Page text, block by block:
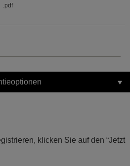
.pdf
klicken Sie auf den “Jetzt